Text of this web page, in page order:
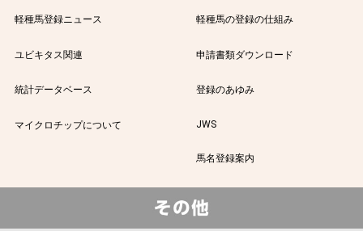
軽種馬登録ニュース 軽種馬の登録の仕組み
ユビキタス関連 申請書類ダウンロード
統計データベース 登録のあゆみ
マイクロチップについて JWS
馬名登録案内